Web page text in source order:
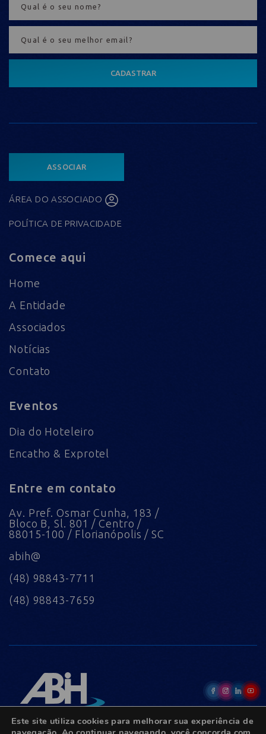
CADASTRAR
ASSOCIAR
ÁREA DO ASSOCIADO
POLÍTICA DE PRIVACIDADE
Comece aqui
Home
A Entidade
Associados
Notícias
Contato
Eventos
Dia do Hoteleiro
Encatho & Exprotel
Entre em contato
Av. Pref. Osmar Cunha, 183 /
Bloco B, Sl. 801 / Centro /
88015-100 / Florianópolis / SC
abih@
(48) 98843-7711
(48) 98843-7659
Este site utiliza cookies para melhorar sua experiência de